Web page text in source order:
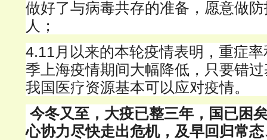
做好了与病毒共存的准备，愿意做
人；
4.11 月以来的本轮疫情表明，重症
季上海疫情期间大幅降低，只要错
我国医疗资源基本可以应对疫情。
今冬又至，大疫已整三年，国已困
心协力尽快走出危机，及早回归常